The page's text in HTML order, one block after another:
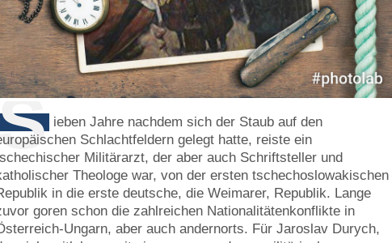
ieben Jahre nachdem sich der Staub auf den
Schlachtfeldern gelegt hatte, reiste ein
Militärarzt, der aber auch Schriftsteller und
Theologe war, von der ersten tschechoslowakischen
in die erste deutsche, die Weimarer, Republik. Lange
goren schon die zahlreichen Nationalitätenkonflikte in
Ungarn, aber auch andernorts. Für Jaroslav Durych,